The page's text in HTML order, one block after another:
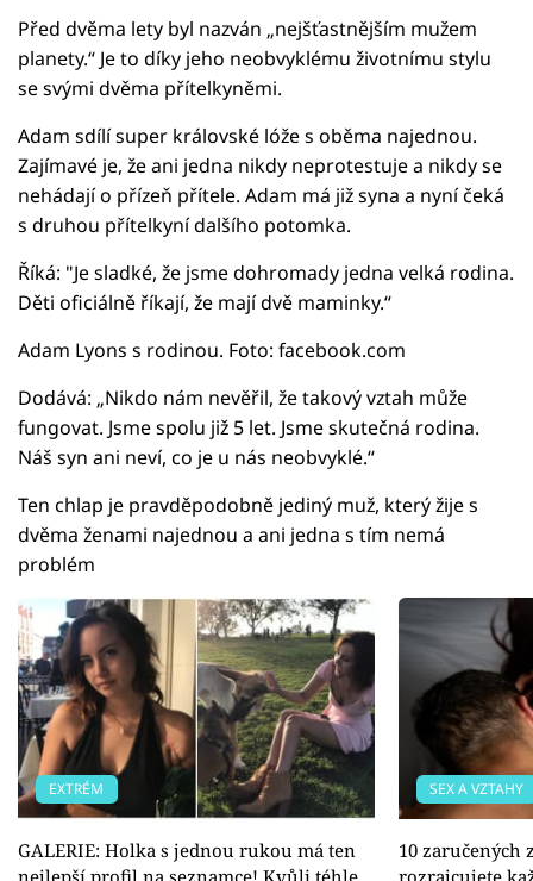
Před dvěma lety byl nazván „nejšťastnějším mužem
planety.“ Je to díky jeho neobvyklému životnímu stylu
se svými dvěma přítelkyněmi.
Adam sdílí super královské lóže s oběma najednou.
Zajímavé je, že ani jedna nikdy neprotestuje a nikdy se
nehádají o přízeň přítele. Adam má již syna a nyní čeká
s druhou přítelkyní dalšího potomka.
Říká: "Je sladké, že jsme dohromady jedna velká rodina.
Děti oficiálně říkají, že mají dvě maminky.“
Adam Lyons s rodinou. Foto: facebook.com
Dodává: „Nikdo nám nevěřil, že takový vztah může
fungovat. Jsme spolu již 5 let. Jsme skutečná rodina.
Náš syn ani neví, co je u nás neobvyklé.“
Ten chlap je pravděpodobně jediný muž, který žije s
dvěma ženami najednou a ani jedna s tím nemá
problém
EXTRÉM
GALERIE: Holka s jednou rukou má ten
nejlepší profil na seznamce! Kvůli téhle
SEX A VZTAHY
10 zaručených
rozrajcujete